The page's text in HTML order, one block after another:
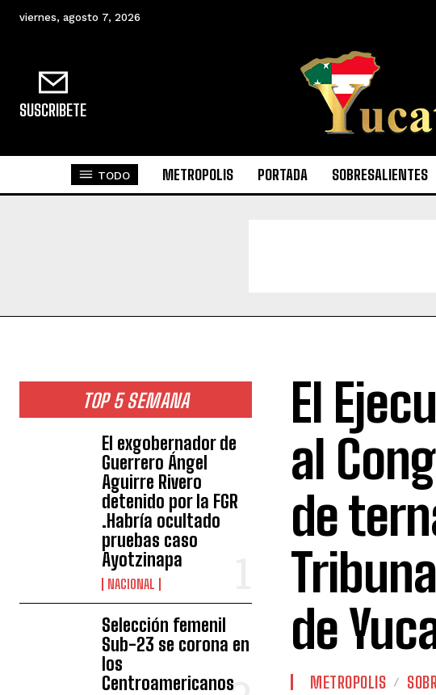
viernes, agosto 7, 2026
SUSCRIBETE
TODO METROPOLIS PORTADA SOBRESALIENTES
TOP 5 SEMANA
El exgobernador de
Guerrero Ángel
Aguirre Rivero
detenido por la FGR
.Habría ocultado
pruebas caso
Ayotzinapa
NACIONAL
Selección femenil
Sub-23 se corona en
los
Centroamericanos
El
al
de
de
METROPOLIS